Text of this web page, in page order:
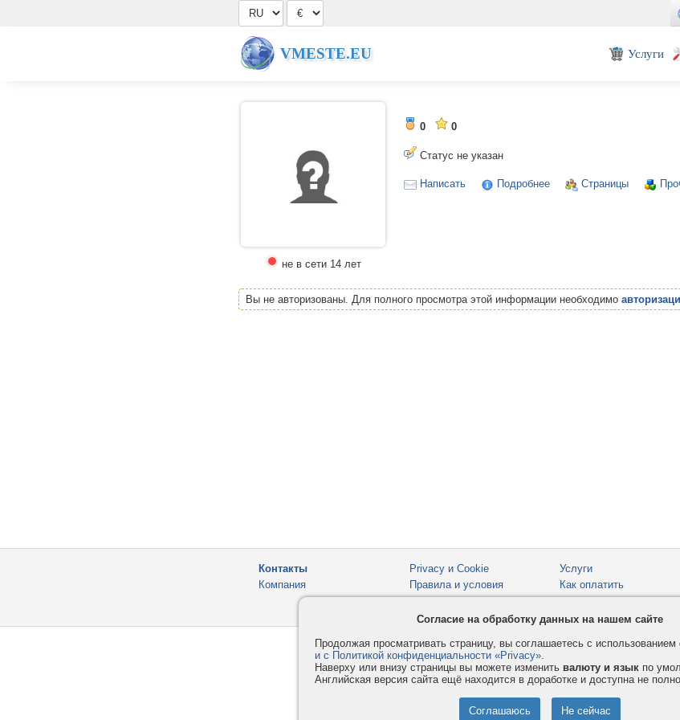
VMESTE.EU Услуги
не в сети 14 лет
0 0
Статус не указан
Написать Подробнее Страницы
Вы не авторизованы. Для полного просмотра этой информации необходимо
Контакты
Компания
Privacy и Cookie
Правила и условия
Услуги
Как оплатить
Согласие на обработку данных на нашем сайте
Продолжая просматривать страницу, вы соглашаетесь с
и с Политикой конфиденциальности «Privacy».
Наверху или внизу страницы вы можете изменить валюту и язык по
Английская версия сайта ещё находится в доработке и доступна не